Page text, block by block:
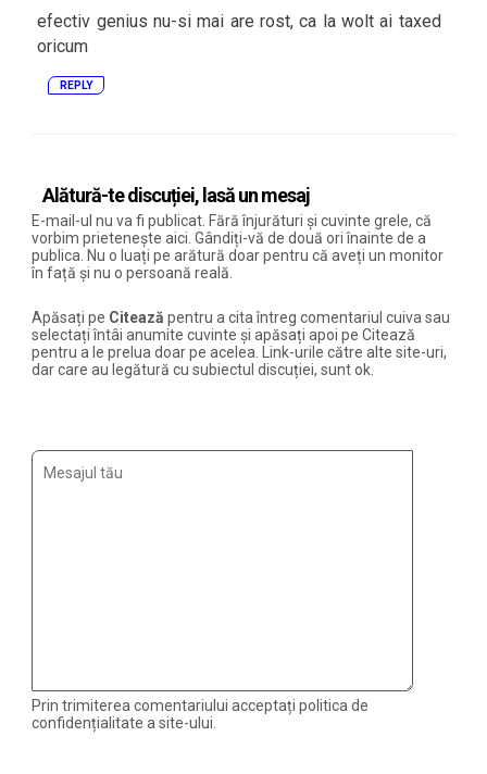
efectiv genius nu-si mai are rost, ca la wolt ai taxed
oricum
REPLY
Alătură-te discuției, lasă un mesaj
E-mail-ul nu va fi publicat. Fără înjurături și cuvinte grele, că
vorbim prietenește aici. Gândiți-vă de două ori înainte de a
publica. Nu o luați pe arătură doar pentru că aveți un monitor
în față și nu o persoană reală.
Apăsați pe Citează pentru a cita întreg comentariul cuiva sau
selectați întâi anumite cuvinte și apăsați apoi pe Citează
pentru a le prelua doar pe acelea. Link-urile către alte site-uri,
dar care au legătură cu subiectul discuției, sunt ok.
Prin trimiterea comentariului acceptați politica de
confidențialitate a site-ului.